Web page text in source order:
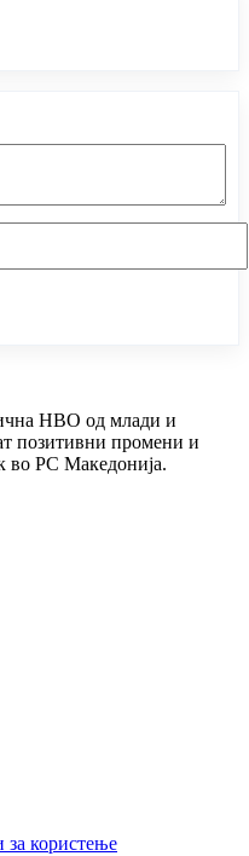
НВО од млади и
позитивни промени и
во РС Македонија.
за користење